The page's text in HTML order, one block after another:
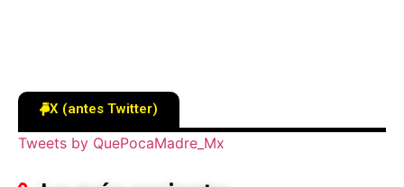
X (antes Twitter)
Tweets by QuePocaMadre_Mx